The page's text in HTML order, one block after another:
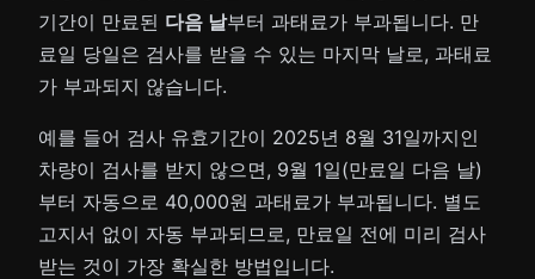
기간이 만료된 다음 날부터 과태료가 부과됩니다. 만
료일 당일은 검사를 받을 수 있는 마지막 날로, 과태료
가 부과되지 않습니다.
예를 들어 검사 유효기간이 2025년 8월 31일까지인
차량이 검사를 받지 않으면, 9월 1일(만료일 다음 날)
부터 자동으로 40,000원 과태료가 부과됩니다. 별도
고지서 없이 자동 부과되므로, 만료일 전에 미리 검사
받는 것이 가장 확실한 방법입니다.